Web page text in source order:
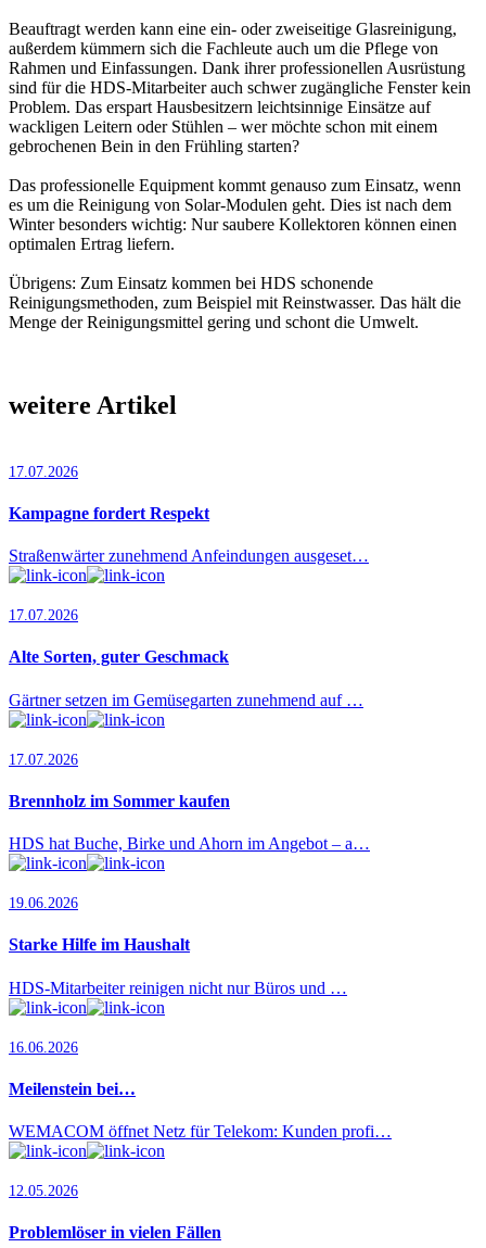
Beauftragt werden kann eine ein- oder zweiseitige Glasreinigung,
außerdem kümmern sich die Fachleute auch um die Pflege von
Rahmen und Einfassungen. Dank ihrer professionellen Ausrüstung
sind für die HDS-Mitarbeiter auch schwer zugängliche Fenster kein
Problem. Das erspart Hausbesitzern leichtsinnige Einsätze auf
wackligen Leitern oder Stühlen – wer möchte schon mit einem
gebrochenen Bein in den Frühling starten?
Das professionelle Equipment kommt genauso zum Einsatz, wenn
es um die Reinigung von Solar-Modulen geht. Dies ist nach dem
Winter besonders wichtig: Nur saubere Kollektoren können einen
optimalen Ertrag liefern.
Übrigens: Zum Einsatz kommen bei HDS schonende
Reinigungsmethoden, zum Beispiel mit Reinstwasser. Das hält die
Menge der Reinigungsmittel gering und schont die Umwelt.
weitere Artikel
17.07.2026
Kampagne fordert Respekt
Straßenwärter zunehmend Anfeindungen ausgeset…
17.07.2026
Alte Sorten, guter Geschmack
Gärtner setzen im Gemüsegarten zunehmend auf …
17.07.2026
Brennholz im Sommer kaufen
HDS hat Buche, Birke und Ahorn im Angebot – a…
19.06.2026
Starke Hilfe im Haushalt
HDS-Mitarbeiter reinigen nicht nur Büros und …
16.06.2026
Meilenstein bei…
WEMACOM öffnet Netz für Telekom: Kunden profi…
12.05.2026
Problemlöser in vielen Fällen